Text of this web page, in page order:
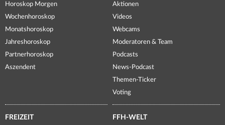
Horoskop Morgen
Wochenhoroskop
Monatshoroskop
Jahreshoroskop
Partnerhoroskop
Aszendent
Aktionen
Videos
Webcams
Moderatoren & Team
Podcasts
News-Podcast
Themen-Ticker
Voting
FREIZEIT FFH-WELT